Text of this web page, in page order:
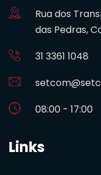
Rua dos
das Pedras,
31 3361 1048
08:00 - 17:00
Links